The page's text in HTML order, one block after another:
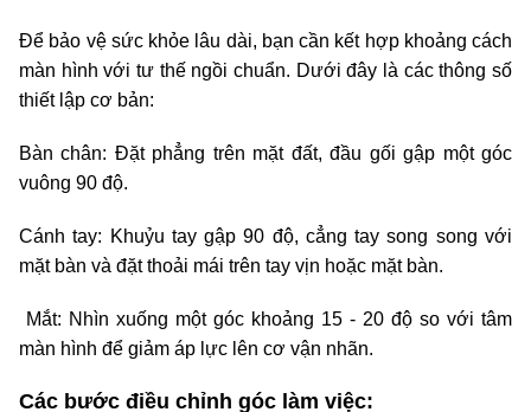
Để bảo vệ sức khỏe lâu dài, bạn cần kết hợp khoảng cách
màn hình với tư thế ngồi chuẩn. Dưới đây là các thông số
thiết lập cơ bản:
Bàn chân: Đặt phẳng trên mặt đất, đầu gối gập một góc
vuông 90 độ.
Cánh tay: Khuỷu tay gập 90 độ, cẳng tay song song với
mặt bàn và đặt thoải mái trên tay vịn hoặc mặt bàn.
Mắt: Nhìn xuống một góc khoảng 15 - 20 độ so với tâm
màn hình để giảm áp lực lên cơ vận nhãn.
Các bước điều chỉnh góc làm việc: